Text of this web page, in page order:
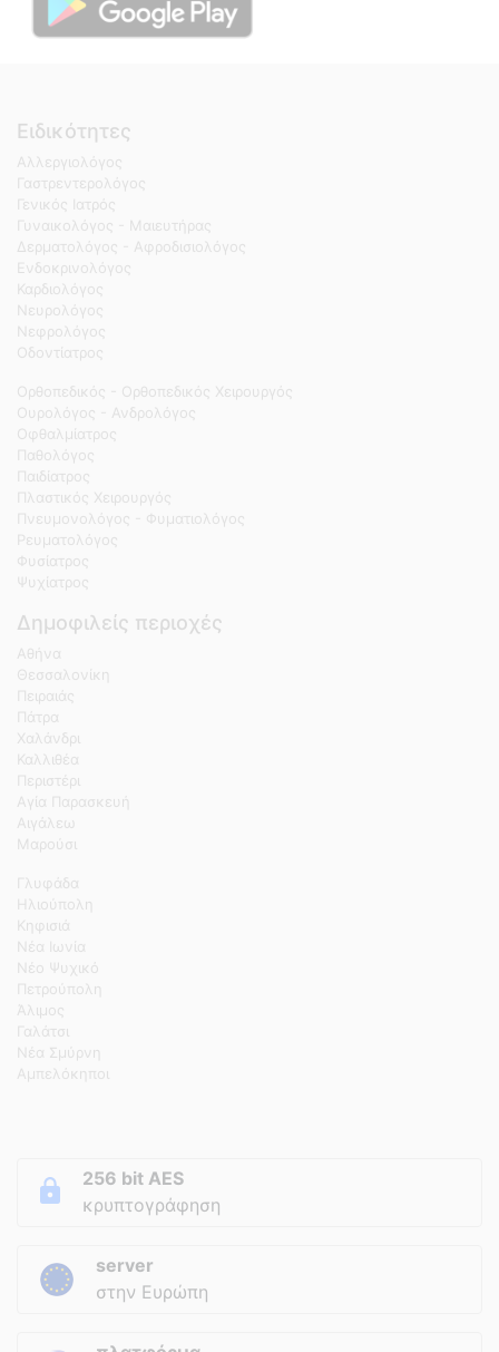
Ειδικότητες
Αλλεργιολόγος
Γαστρεντερολόγος
Γενικός Ιατρός
Γυναικολόγος - Μαιευτήρας
Δερματολόγος - Αφροδισιολόγος
Ενδοκρινολόγος
Καρδιολόγος
Νευρολόγος
Νεφρολόγος
Οδοντίατρος
Ορθοπεδικός - Ορθοπεδικός Χειρουργός
Ουρολόγος - Ανδρολόγος
Οφθαλμίατρος
Παθολόγος
Παιδίατρος
Πλαστικός Χειρουργός
Πνευμονολόγος - Φυματιολόγος
Ρευματολόγος
Φυσίατρος
Ψυχίατρος
Δημοφιλείς περιοχές
Αθήνα
Θεσσαλονίκη
Πειραιάς
Πάτρα
Χαλάνδρι
Καλλιθέα
Περιστέρι
Αγία Παρασκευή
Αιγάλεω
Μαρούσι
Γλυφάδα
Ηλιούπολη
Κηφισιά
Νέα Ιωνία
Νέο Ψυχικό
Πετρούπολη
Άλιμος
Γαλάτσι
Νέα Σμύρνη
Αμπελόκηποι
256 bit AES
κρυπτογράφηση
server
στην Ευρώπη